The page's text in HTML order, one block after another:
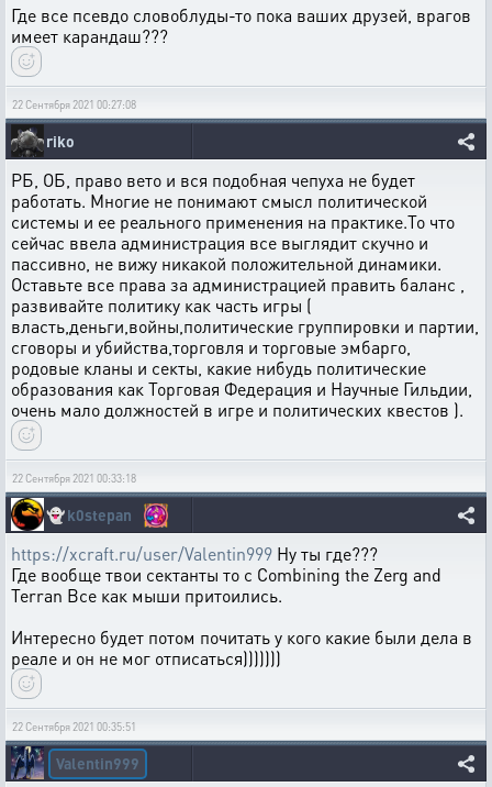
Где все псевдо словоблуды-то пока ваших друзей, врагов
имеет карандаш???
22 Сентября 2021 00:27:08
riko
РБ, ОБ, право вето и вся подобная чепуха не будет
работать. Многие не понимают смысл политической
системы и ее реального применения на практике.То что
сейчас ввела администрация все выглядит скучно и
пассивно, не вижу никакой положительной динамики.
Оставьте все права за администрацией править баланс ,
развивайте политику как часть игры (
власть,деньги,войны,политические группировки и партии,
сговоры и убийства,торговля и торговые эмбарго,
родовые кланы и секты, какие нибудь политические
образования как Торговая Федерация и Научные Гильдии,
очень мало должностей в игре и политических квестов ).
22 Сентября 2021 00:33:18
👻k0stepan
https://xcraft.ru/user/Valentin999 Ну ты где???
Где вообще твои сектанты то с Combining the Zerg and
Terran Все как мыши притоились.
Интересно будет потом почитать у кого какие были дела в
реале и он не мог отписаться)))))))
22 Сентября 2021 00:35:51
Valentin999